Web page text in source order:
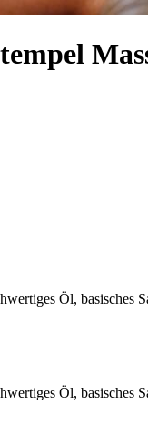
Öl, basisches
Öl, basisches